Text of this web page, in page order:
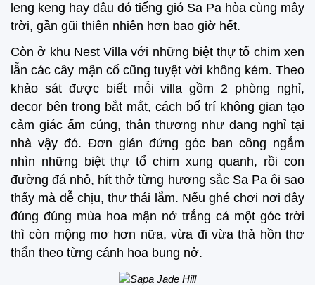
leng keng hay đâu đó tiếng gió Sa Pa hòa cùng mây
trời, gần gũi thiên nhiên hơn bao giờ hết.
Còn ở khu Nest Villa với những biệt thự tổ chim xen
lẫn các cây mận cổ cũng tuyệt vời không kém. Theo
khảo sát được biết mỗi villa gồm 2 phòng nghỉ,
decor bên trong bắt mắt, cách bố trí không gian tạo
cảm giác ấm cúng, thân thương như đang nghỉ tại
nhà vậy đó. Đơn giản đứng góc ban công ngắm
nhìn những biệt thự tổ chim xung quanh, rồi con
đường đá nhỏ, hít thở từng hương sắc Sa Pa ôi sao
thấy mà dễ chịu, thư thái lắm. Nếu ghé chơi nơi đây
đúng đúng mùa hoa mận nở trắng cả một góc trời
thì còn mộng mơ hơn nữa, vừa đi vừa thả hồn thơ
thẩn theo từng cánh hoa bung nở.